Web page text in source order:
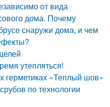
от вида
дома. Почему
снаружи дома, и чем
утепляться!
герметиках «Теплый шов»
по технологии